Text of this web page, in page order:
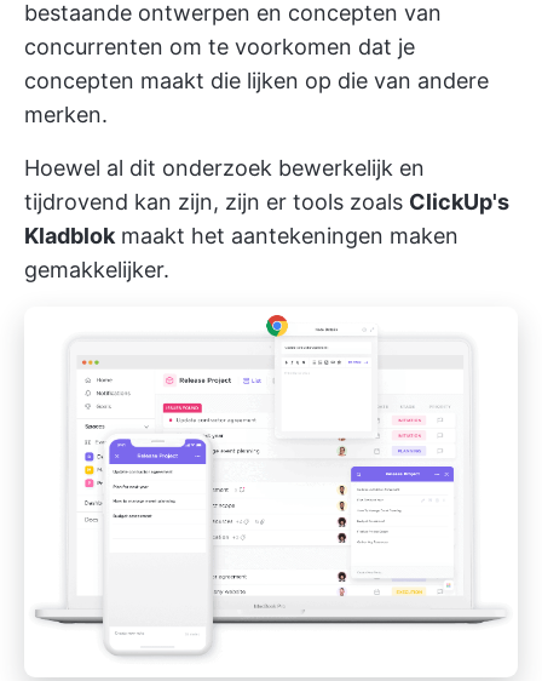
bestaande ontwerpen en concepten van
concurrenten om te voorkomen dat je
concepten maakt die lijken op die van andere
merken.
Hoewel al dit onderzoek bewerkelijk en
tijdrovend kan zijn, zijn er tools zoals ClickUp's
Kladblok maakt het aantekeningen maken
gemakkelijker.